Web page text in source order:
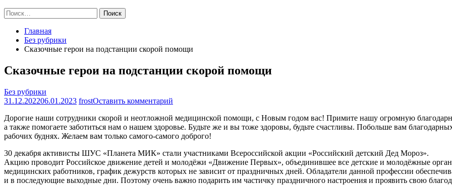
Найти:
Главная
Без рубрики
Сказочные герои на подстанции скорой помощи
Сказочные герои на подстанции скорой помощи
Без рубрики
31.12.202206.01.2023 frostОставить комментарий
герои
на
подстанции
помощи
Дорогие наши сотрудники скорой и неотложной медицинской помощи, с Новым годом вас! Примите нашу огромную
а также помогаете заботиться нам о нашем здоровье. Будьте же и вы тоже здоровы, будьте счастливы. Побольше вам
рабочих буднях. Желаем вам только самого-самого доброго!
30 декабря активисты ШУС «Планета МИК» стали участниками Всероссийской акции «Российский детский Дед Мороз».
Акцию проводит Российское движение детей и молодёжи «Движение Первых», объединившее все детские и молодёжные
медицинских работников, график дежурств которых не зависит от праздничных дней. Обладатели данной профессии
и в последующие выходные дни. Поэтому очень важно подарить им частичку праздничного настроения и проявить свою